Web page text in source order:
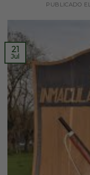
PUBLICADO EL
21
Jul